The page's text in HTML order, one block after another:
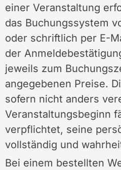
einer Veranstaltung
das Buchungssystem
oder schriftlich per E-
der
jeweils zum
angegebenen Preise.
sofern nicht anders
Veranstaltungsbeginn
verpflichtet, seine
vollständig und
Bei einem bestellten